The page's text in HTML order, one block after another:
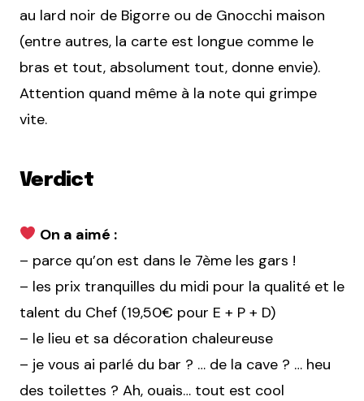
au lard noir de Bigorre ou de Gnocchi maison
(entre autres, la carte est longue comme le
bras et tout, absolument tout, donne envie).
Attention quand même à la note qui grimpe
vite.
Verdict
On a aimé :
– parce qu’on est dans le 7ème les gars !
– les prix tranquilles du midi pour la qualité et le
talent du Chef (19,50€ pour E + P + D)
– le lieu et sa décoration chaleureuse
– je vous ai parlé du bar ? … de la cave ? … heu
des toilettes ? Ah, ouais… tout est cool